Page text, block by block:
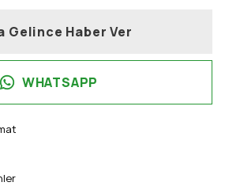
Gelince Haber Ver
WHATSAPP